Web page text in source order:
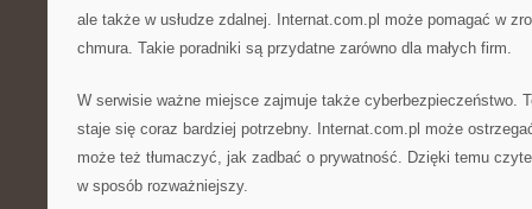
ale także w usłudze zdalnej. Internat.com.pl może pomagać w
chmura. Takie poradniki są przydatne zarówno dla małych firm.
W serwisie ważne miejsce zajmuje także cyberbezpieczeństwo.
staje się coraz bardziej potrzebny. Internat.com.pl może
może też tłumaczyć, jak zadbać o prywatność. Dzięki temu
w sposób rozważniejszy.